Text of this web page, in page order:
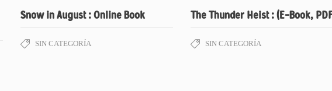
Snow in August : Online Book
SIN CATEGORÍA
The Thunder Heist : (E-Book,
SIN CATEGORÍA